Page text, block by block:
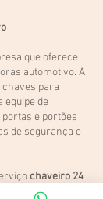
que oferece
automotivo. A
para
equipe de
e portões
de segurança e
chaveiro 24